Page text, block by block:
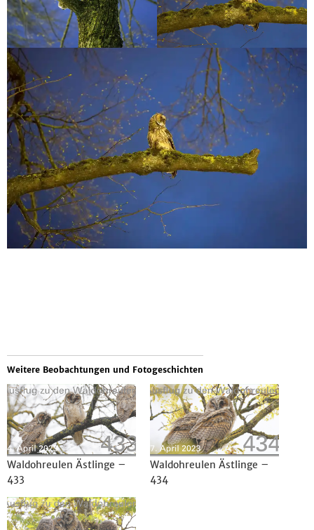
Weitere Beobachtungen und Fotogeschichten
Waldohreulen Ästlinge –
433
Waldohreulen Ästlinge –
434